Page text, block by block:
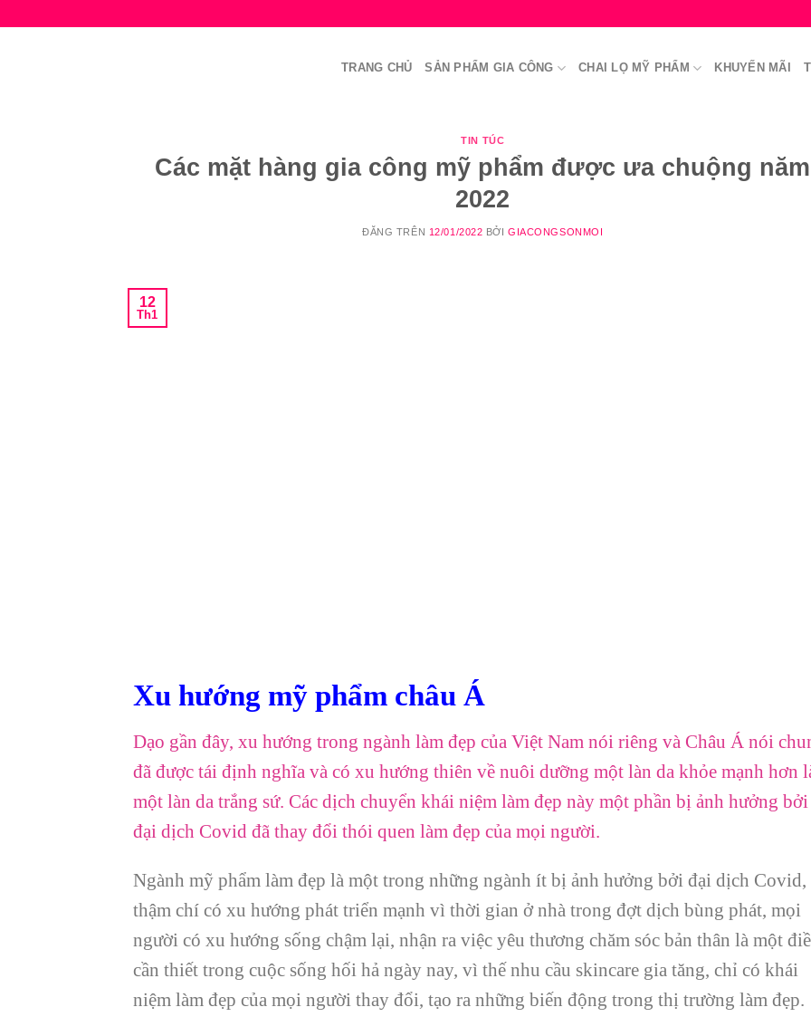
TRANG CHỦ SẢN PHẨM GIA CÔNG CHAI LỌ MỸ PHẨM KHUYẾN MÃI
TIN TÚC
Các mặt hàng gia công mỹ phẩm được ưa chuộng năm
2022
ĐĂNG TRÊN 12/01/2022 BỞIGIACONGSONMOI
12
Th1
Xu hướng mỹ phẩm châu Á
Dạo gần đây, xu hướng trong ngành làm đẹp của Việt Nam nói riêng và Châu Á nói
đã được tái định nghĩa và có xu hướng thiên về nuôi dưỡng một làn da khỏe mạnh hơn
một làn da trắng sứ. Các dịch chuyển khái niệm làm đẹp này một phần bị ảnh hưởng bởi
đại dịch Covid đã thay đổi thói quen làm đẹp của mọi người.
Ngành mỹ phẩm làm đẹp là một trong những ngành ít bị ảnh hưởng bởi đại dịch Covid,
thậm chí có xu hướng phát triển mạnh vì thời gian ở nhà trong đợt dịch bùng phát, mọi
người có xu hướng sống chậm lại, nhận ra việc yêu thương chăm sóc bản thân là một
cần thiết trong cuộc sống hối hả ngày nay, vì thế nhu cầu skincare gia tăng, chỉ có khái
niệm làm đẹp của mọi người thay đổi, tạo ra những biến động trong thị trường làm đẹp.